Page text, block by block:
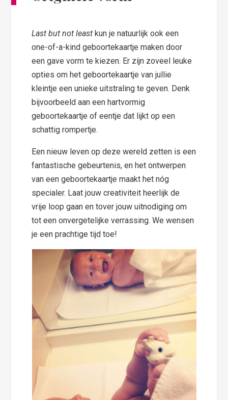
Last but not least kun je natuurlijk ook een
one-of-a-kind geboortekaartje maken door
een gave vorm te kiezen. Er zijn zoveel leuke
opties om het geboortekaartje van jullie
kleintje een unieke uitstraling te geven. Denk
bijvoorbeeld aan een hartvormig
geboortekaartje of eentje dat lijkt op een
schattig rompertje.
Een nieuw leven op deze wereld zetten is een
fantastische gebeurtenis, en het ontwerpen
van een geboortekaartje maakt het nóg
specialer. Laat jouw creativiteit heerlijk de
vrije loop gaan en tover jouw uitnodiging om
tot een onvergetelijke verrassing. We wensen
je een prachtige tijd toe!